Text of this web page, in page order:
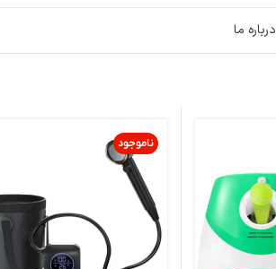
درباره ما
ناموجود